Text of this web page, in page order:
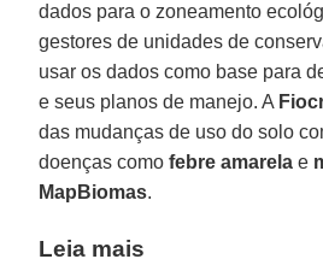
dados para o zoneamento
gestores de unidades de
usar os dados como base para
e seus planos de manejo. A
das mudanças de uso do solo
doenças comofebre amarelae
MapBiomas.
Leia mais